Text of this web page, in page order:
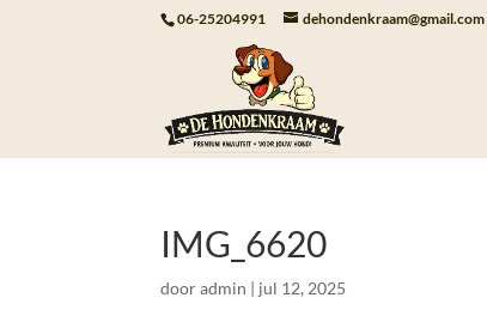
06-25204991 dehondenkraam@gmail.com
IMG_6620
dooradmin | jul 12, 2025